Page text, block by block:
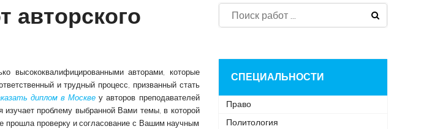
авторского
высококвалифицированными авторами, которые
и трудный процесс, призванный стать
диплом в Москве у авторов преподавателей
изучает проблему выбранной Вами темы, в которой
проверку и согласование с Вашим научным
СПЕЦИАЛЬНОСТИ
Право
Политология